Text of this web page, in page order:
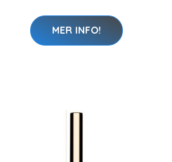
MER INFO!